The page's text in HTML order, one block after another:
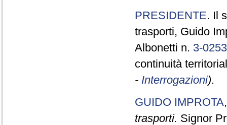
PRESIDENTE. Il
trasporti, Guido
Albonetti n. 3-
continuità
- Interrogazioni).
GUIDO IMPROTA
trasporti. Signor